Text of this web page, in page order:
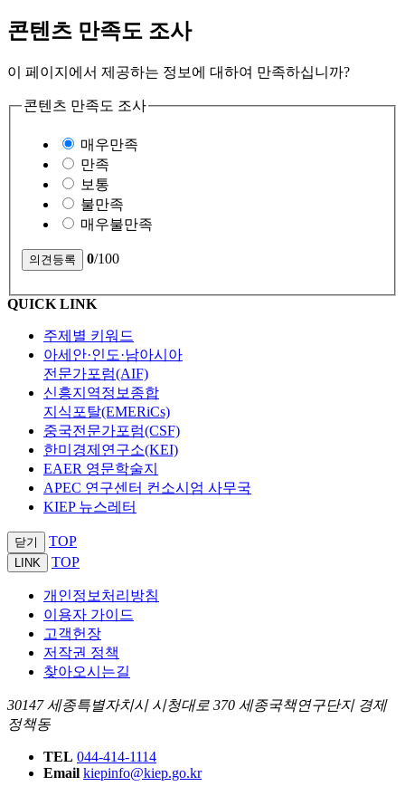
콘텐츠 만족도 조사
이 페이지에서 제공하는 정보에 대하여 만족하십니까?
콘텐츠 만족도 조사
매우만족
만족
보통
불만족
매우불만족
0/100
QUICK LINK
주제별 키워드
아세안·인도·남아시아
전문가포럼(AIF)
신흥지역정보종합
지식포탈(EMERiCs)
중국전문가포럼(CSF)
한미경제연구소(KEI)
EAER 영문학술지
APEC 연구센터 컨소시엄 사무국
KIEP 뉴스레터
닫기 TOP
LINK TOP
개인정보처리방침
이용자 가이드
고객헌장
저작권 정책
찾아오시는길
30147 세종특별자치시 시청대로 370 세종국책연구단지 경제
정책동
TEL 044-414-1114
Email kiepinfo@kiep.go.kr